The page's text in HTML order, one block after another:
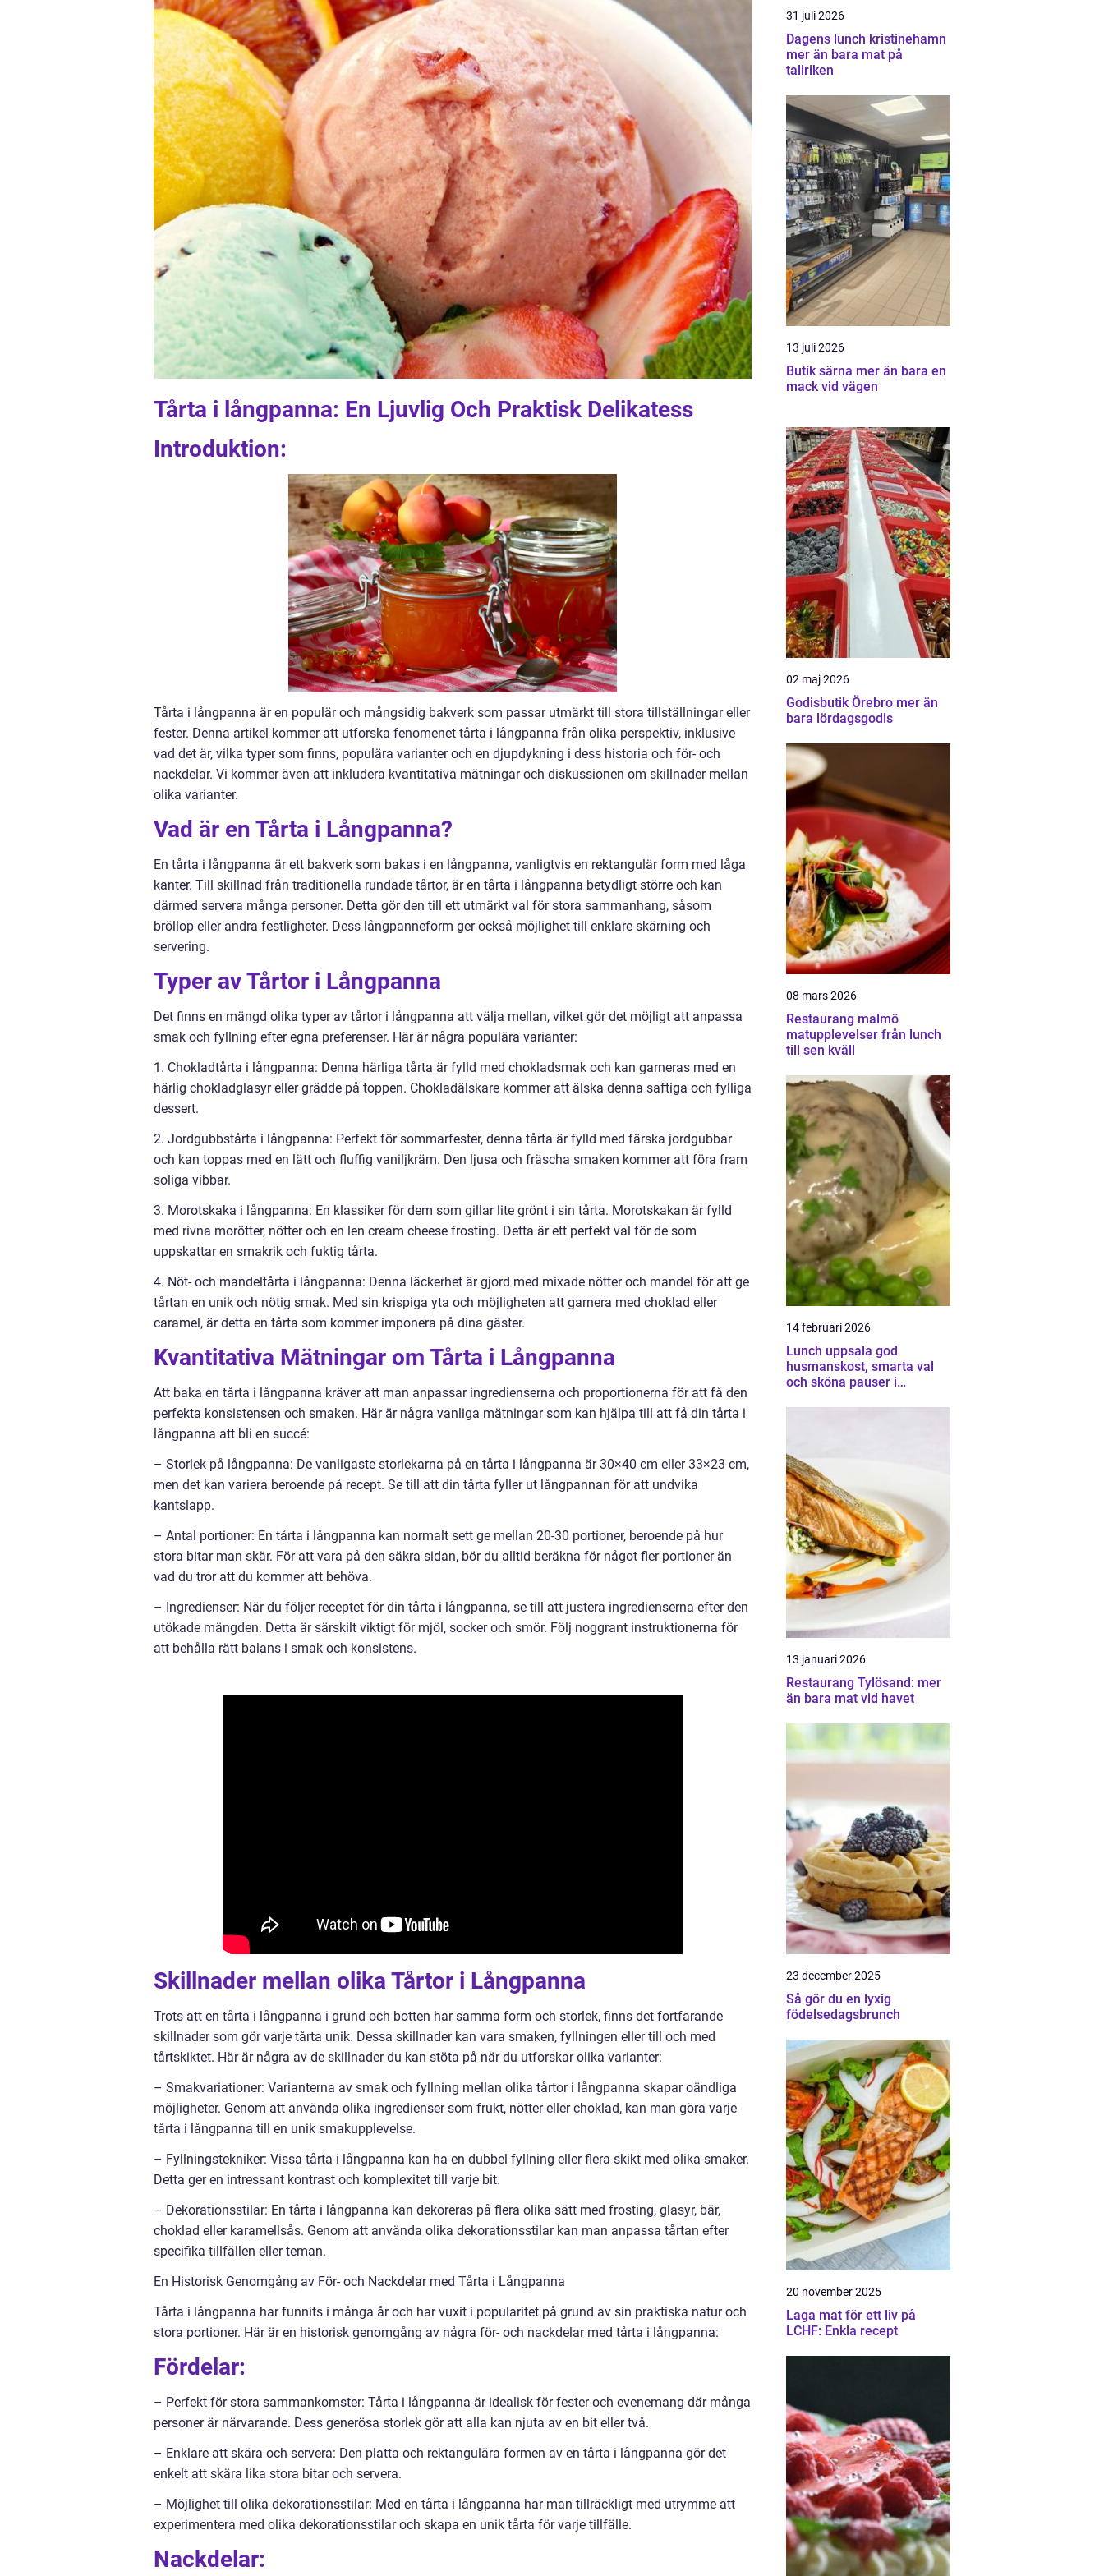
Tårta i långpanna: En Ljuvlig Och Praktisk Delikatess
Introduktion:
Tårta i långpanna är en populär och mångsidig bakverk som passar utmärkt till stora tillställningar eller
fester. Denna artikel kommer att utforska fenomenet tårta i långpanna från olika perspektiv, inklusive
vad det är, vilka typer som finns, populära varianter och en djupdykning i dess historia och för- och
nackdelar. Vi kommer även att inkludera kvantitativa mätningar och diskussionen om skillnader mellan
olika varianter.
Vad är en Tårta i Långpanna?
En tårta i långpanna är ett bakverk som bakas i en långpanna, vanligtvis en rektangulär form med låga
kanter. Till skillnad från traditionella rundade tårtor, är en tårta i långpanna betydligt större och kan
därmed servera många personer. Detta gör den till ett utmärkt val för stora sammanhang, såsom
bröllop eller andra festligheter. Dess långpanneform ger också möjlighet till enklare skärning och
servering.
Typer av Tårtor i Långpanna
Det finns en mängd olika typer av tårtor i långpanna att välja mellan, vilket gör det möjligt att anpassa
smak och fyllning efter egna preferenser. Här är några populära varianter:
1. Chokladtårta i långpanna: Denna härliga tårta är fylld med chokladsmak och kan garneras med en
härlig chokladglasyr eller grädde på toppen. Chokladälskare kommer att älska denna saftiga och fylliga
dessert.
2. Jordgubbstårta i långpanna: Perfekt för sommarfester, denna tårta är fylld med färska jordgubbar
och kan toppas med en lätt och fluffig vaniljkräm. Den ljusa och fräscha smaken kommer att föra fram
soliga vibbar.
3. Morotskaka i långpanna: En klassiker för dem som gillar lite grönt i sin tårta. Morotskakan är fylld
med rivna morötter, nötter och en len cream cheese frosting. Detta är ett perfekt val för de som
uppskattar en smakrik och fuktig tårta.
4. Nöt- och mandeltårta i långpanna: Denna läckerhet är gjord med mixade nötter och mandel för att ge
tårtan en unik och nötig smak. Med sin krispiga yta och möjligheten att garnera med choklad eller
caramel, är detta en tårta som kommer imponera på dina gäster.
Kvantitativa Mätningar om Tårta i Långpanna
Att baka en tårta i långpanna kräver att man anpassar ingredienserna och proportionerna för att få den
perfekta konsistensen och smaken. Här är några vanliga mätningar som kan hjälpa till att få din tårta i
långpanna att bli en succé:
– Storlek på långpanna: De vanligaste storlekarna på en tårta i långpanna är 30×40 cm eller 33×23 cm,
men det kan variera beroende på recept. Se till att din tårta fyller ut långpannan för att undvika
kantslapp.
– Antal portioner: En tårta i långpanna kan normalt sett ge mellan 20-30 portioner, beroende på hur
stora bitar man skär. För att vara på den säkra sidan, bör du alltid beräkna för något fler portioner än
vad du tror att du kommer att behöva.
– Ingredienser: När du följer receptet för din tårta i långpanna, se till att justera ingredienserna efter den
utökade mängden. Detta är särskilt viktigt för mjöl, socker och smör. Följ noggrant instruktionerna för
att behålla rätt balans i smak och konsistens.
Skillnader mellan olika Tårtor i Långpanna
Trots att en tårta i långpanna i grund och botten har samma form och storlek, finns det fortfarande
skillnader som gör varje tårta unik. Dessa skillnader kan vara smaken, fyllningen eller till och med
tårtskiktet. Här är några av de skillnader du kan stöta på när du utforskar olika varianter:
– Smakvariationer: Varianterna av smak och fyllning mellan olika tårtor i långpanna skapar oändliga
möjligheter. Genom att använda olika ingredienser som frukt, nötter eller choklad, kan man göra varje
tårta i långpanna till en unik smakupplevelse.
– Fyllningstekniker: Vissa tårta i långpanna kan ha en dubbel fyllning eller flera skikt med olika smaker.
Detta ger en intressant kontrast och komplexitet till varje bit.
– Dekorationsstilar: En tårta i långpanna kan dekoreras på flera olika sätt med frosting, glasyr, bär,
choklad eller karamellsås. Genom att använda olika dekorationsstilar kan man anpassa tårtan efter
specifika tillfällen eller teman.
En Historisk Genomgång av För- och Nackdelar med Tårta i Långpanna
Tårta i långpanna har funnits i många år och har vuxit i popularitet på grund av sin praktiska natur och
stora portioner. Här är en historisk genomgång av några för- och nackdelar med tårta i långpanna:
Fördelar:
– Perfekt för stora sammankomster: Tårta i långpanna är idealisk för fester och evenemang där många
personer är närvarande. Dess generösa storlek gör att alla kan njuta av en bit eller två.
– Enklare att skära och servera: Den platta och rektangulära formen av en tårta i långpanna gör det
enkelt att skära lika stora bitar och servera.
– Möjlighet till olika dekorationsstilar: Med en tårta i långpanna har man tillräckligt med utrymme att
experimentera med olika dekorationsstilar och skapa en unik tårta för varje tillfälle.
Nackdelar:
31 juli 2026
Dagens lunch kristinehamn
mer än bara mat på
tallriken
13 juli 2026
Butik särna mer än bara en
mack vid vägen
02 maj 2026
Godisbutik Örebro mer än
bara lördagsgodis
08 mars 2026
Restaurang malmö
matupplevelser från lunch
till sen kväll
14 februari 2026
Lunch uppsala god
husmanskost, smarta val
och sköna pauser i
13 januari 2026
Restaurang Tylösand: mer
än bara mat vid havet
23 december 2025
Så gör du en lyxig
födelsedagsbrunch
20 november 2025
Laga mat för ett liv på
LCHF: Enkla recept